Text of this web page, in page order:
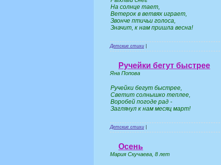
На солнце тает,
Ветерок в ветвях играет,
Звонче птичьи голоса,
Значит, к нам пришла весна!
Детские стихи
Ручейки бегут быстрее
Яна Попова
Ручейки бегут быстрее,
Светит солнышко теплее,
Воробей погоде рад -
Заглянул к нам месяц март!
Детские стихи
Осень
Мария Скучаева, 8 лет